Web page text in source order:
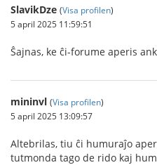
SlavikDze (Visa profilen)
5 april 2025 11:59:51
Ŝajnas, ke ĉi-forume aperis
mininvl (Visa profilen)
5 april 2025 13:09:57
Altebrilas, tiu ĉi humuraĵo
tutmonda tago de rido kaj